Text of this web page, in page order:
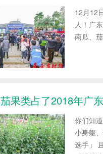
12月12
人！广
南瓜、
茄果类占了2018年广
你们知
小身躯
选手」